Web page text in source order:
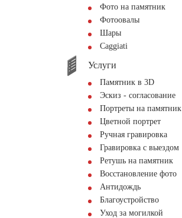
Фото на памятник
Фотоовалы
Шары
Сaggiati
Услуги
Памятник в 3D
Эскиз - согласование
Портреты на памятник
Цветной портрет
Ручная гравировка
Гравировка с выездом
Ретушь на памятник
Восстановление фото
Антидождь
Благоустройство
Уход за могилкой